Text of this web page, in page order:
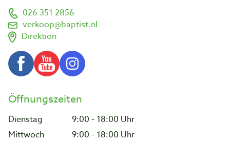
026 351 2856
verkoop@baptist.nl
Direktion
Öffnungszeiten
Dienstag
9:00 - 18:00 Uhr
Mittwoch
9:00 - 18:00 Uhr